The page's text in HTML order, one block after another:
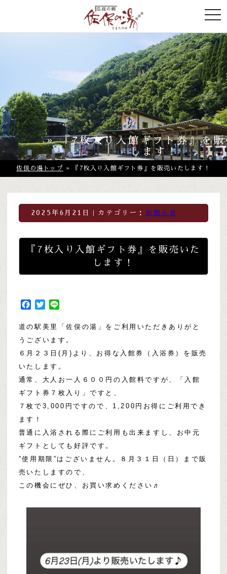
» 『7枚入り入館ギフト券』を
します！
佐俣の湯トップ » 『7枚入り入館ギフト券』を販売いたします！
2025年6月21日｜カテゴリー： お知らせ
『7枚入り入館ギフト券』を販売いた
します！
Facebook
Twitter
道の駅美里「佐俣の湯」をご利用いただきありがと
うございます。
６月２３日(月)より、お得な入館券（入浴券）を販売
いたします。
通常、大人お一人６００円の入館料ですが、「入館
ギフト券７枚入り」ですと、
７枚で3,000円ですので、 1,200円お得にご利用でき
ます！
普通に入浴される際にご利用も出来ますし、お中元
ギフトとしても好評です。
”使用期限”はございません。８月３１日（日）まで販
売いたしますので、
この機会にぜひ、お買い求めください♬